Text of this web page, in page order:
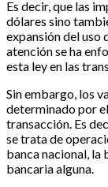
Es decir, que las
dólares sino
expansión del uso
atención se ha
esta ley en las
Sin embargo, los
determinado por
transacción. Es
se trata de
banca nacional, la
bancaria alguna.